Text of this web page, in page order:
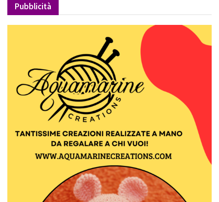
Pubblicità